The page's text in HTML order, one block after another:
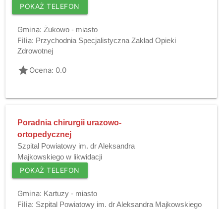
POKAŻ TELEFON
Gmina: Żukowo - miasto
Filia: Przychodnia Specjalistyczna Zakład Opieki
Zdrowotnej
gradeOcena: 0.0
Poradnia chirurgii urazowo-
ortopedycznej
Szpital Powiatowy im. dr Aleksandra
Majkowskiego w likwidacji
POKAŻ TELEFON
Gmina: Kartuzy - miasto
Filia: Szpital Powiatowy im. dr Aleksandra Majkowskiego